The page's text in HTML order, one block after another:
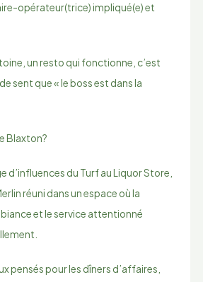
opérateur(trice) impliqué(e) et
un resto qui fonctionne, c’est
sent que « le boss est dans la
Blaxton?
d’influences du Turf au Liquor Store,
réuni dans un espace où la
et le service attentionné
pensés pour les dîners d’affaires,